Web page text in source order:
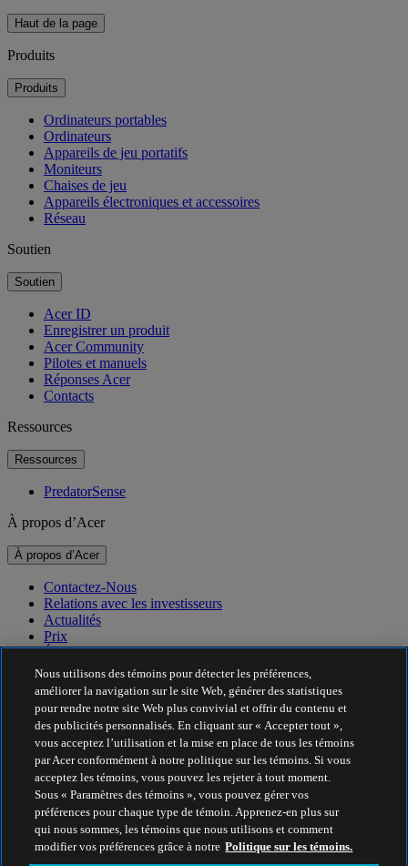
Haut de la page
Produits
Produits
Ordinateurs portables
Ordinateurs
Appareils de jeu portatifs
Moniteurs
Chaises de jeu
Appareils électroniques et accessoires
Réseau
Soutien
Soutien
Acer ID
Enregistrer un produit
Acer Community
Pilotes et manuels
Réponses Acer
Contacts
Ressources
Ressources
PredatorSense
À propos d’Acer
À propos d’Acer
Contactez-Nous
Relations avec les investisseurs
Actualités
Prix
Événements
Durabilité
Durabilité
Responsabilité sociale de l’entreprise
Empreinte carbone des produits
Project Humanity
Earthion
Politique de confidentialité
Politique sur les témoins
Avis juridique
Nous utilisons des témoins pour détecter les préférences,
améliorer la navigation sur le site Web, générer des statistiques
pour rendre notre site Web plus convivial et offrir du contenu et
des publicités personnalisés. En cliquant sur « Accepter tout »,
vous acceptez l’utilisation et la mise en place de tous les témoins
par Acer conformément à notre politique sur les témoins. Si vous
acceptez les témoins, vous pouvez les rejeter à tout moment.
Sous « Paramètres des témoins », vous pouvez gérer vos
préférences pour chaque type de témoin. Apprenez-en plus sur
qui nous sommes, les témoins que nous utilisons et comment
modifier vos préférences grâce à notre Politique sur les témoins.